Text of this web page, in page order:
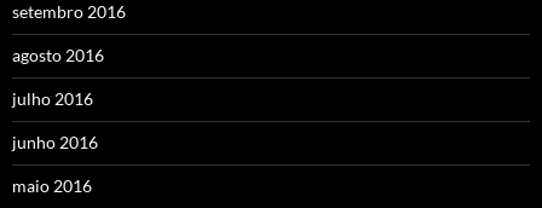
setembro 2016
agosto 2016
julho 2016
junho 2016
maio 2016